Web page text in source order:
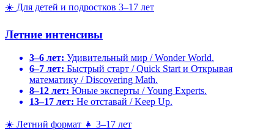
☀️ Для детей и подростков 3–17 лет
Летние интенсивы
3–6 лет: Удивительный мир / Wonder World.
6–7 лет: Быстрый старт / Quick Start и Открывая
математику / Discovering Math.
8–12 лет: Юные эксперты / Young Experts.
13–17 лет: Не отставай / Keep Up.
☀️ Летний формат 👧 3–17 лет